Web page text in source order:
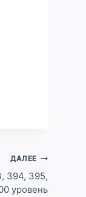
ДАЛЕЕ
394, 395,
уровень